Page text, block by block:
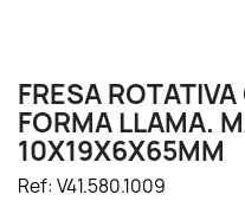
FRESA
FORMA LLAMA.
10X19X6X65MM
Ref: V41.580.1009